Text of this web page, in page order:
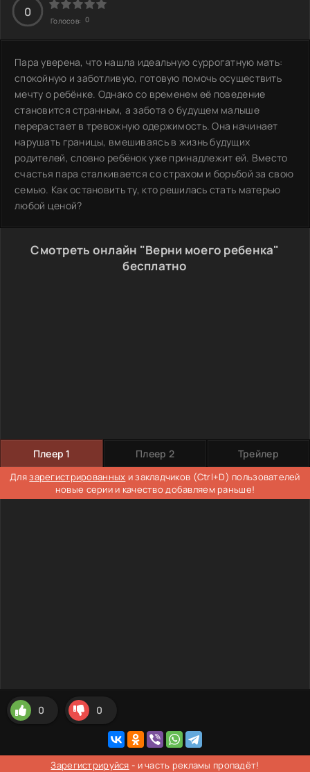
0
Голосов: 0
Пара уверена, что нашла идеальную суррогатную мать:
спокойную и заботливую, готовую помочь осуществить
мечту о ребёнке. Однако со временем её поведение
становится странным, а забота о будущем малыше
перерастает в тревожную одержимость. Она начинает
нарушать границы, вмешиваясь в жизнь будущих
родителей, словно ребёнок уже принадлежит ей. Вместо
счастья пара сталкивается со страхом и борьбой за свою
семью. Как остановить ту, кто решилась стать матерью
любой ценой?
Смотреть онлайн "Верни моего ребенка"
бесплатно
Плеер 1 Плеер 2 Трейлер
Длязарегистрированных и закладчиков (Ctrl+D) пользователей
новые серии и качество добавляем раньше!
0 0
Зарегистрируйся - и часть рекламы пропадёт!